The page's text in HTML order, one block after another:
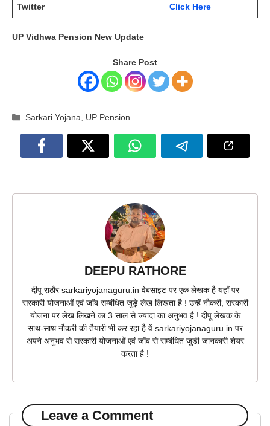
Twitter Click Here
UP Vidhwa Pension New Update
Share Post
Categories
Sarkari Yojana UP Pension
DEEPU RATHORE
दीपू राठौर sarkariyojanaguru.in वेबसाइट पर एक लेखक है यहाँ पर
सरकारी योजनाओं एवं जॉब सम्बंधित जुड़े लेख लिखता है ! उन्हें नौकरी, सरकारी
योजना पर लेख लिखने का 3 साल से ज्यादा का अनुभव है ! दीपू लेखक के
साथ-साथ नौकरी की तैयारी भी कर रहा है वें sarkariyojanaguru.in पर
अपने अनुभव से सरकारी योजनाओं एवं जॉब से सम्बंधित जुडी जानकारी शेयर
करता है !
Leave a Comment